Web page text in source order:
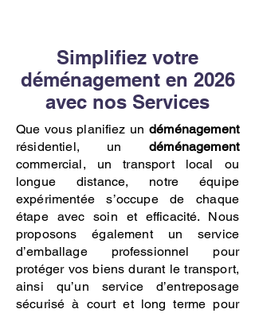
Simplifiez votre
déménagement en 2026
avec nos Services
Que vous planifiez undéménagement
résidentiel, undéménagement
commercial, un transport local ou
longue distance, notre équipe
expérimentée s’occupe de chaque
étape avec soin et efficacité. Nous
proposons également un service
d’emballage professionnel pour
protéger vos biens durant le transport,
ainsi qu’un service d’entreposage
sécurisé à court et long terme pour